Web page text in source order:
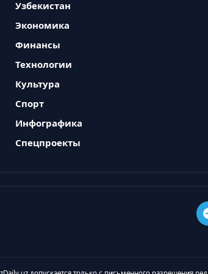
Узбекистан
Экономика
Финансы
Технологии
Культура
Спорт
Инфографика
Спецпроекты